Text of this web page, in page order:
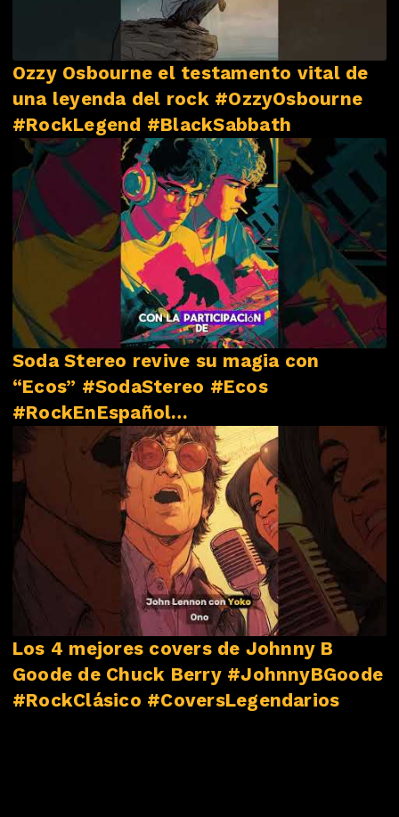
Ozzy Osbourne el testamento vital de
una leyenda del rock #OzzyOsbourne
#RockLegend #BlackSabbath
Soda Stereo revive su magia con
“Ecos” #SodaStereo #Ecos
#RockEnEspañol
#NovedadesMusicales
Los 4 mejores covers de Johnny B
Goode de Chuck Berry #JohnnyBGoode
#RockClásico #CoversLegendarios